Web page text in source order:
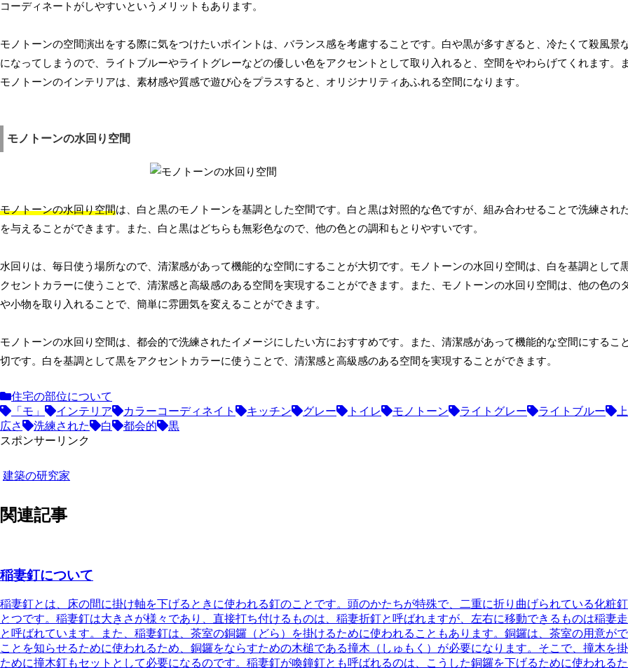
コーディネートがしやすいというメリットもあります。
モノトーンの空間演出をする際に気をつけたいポイントは、バランス感を考慮することです。白や黒が多すぎると、冷たくて殺風景
になってしまうので、ライトブルーやライトグレーなどの優しい色をアクセントとして取り入れると、空間をやわらげてくれます。ま
モノトーンのインテリアは、素材感や質感で遊び心をプラスすると、オリジナリティあふれる空間になります。
モノトーンの水回り空間
モノトーンの水回り空間は、白と黒のモノトーンを基調とした空間です。白と黒は対照的な色ですが、組み合わせることで洗練され
を与えることができます。また、白と黒はどちらも無彩色なので、他の色との調和もとりやすいです。
水回りは、毎日使う場所なので、清潔感があって機能的な空間にすることが大切です。モノトーンの水回り空間は、白を基調として
クセントカラーに使うことで、清潔感と高級感のある空間を実現することができます。また、モノトーンの水回り空間は、他の色の
や小物を取り入れることで、簡単に雰囲気を変えることができます。
モノトーンの水回り空間は、都会的で洗練されたイメージにしたい方におすすめです。また、清潔感があって機能的な空間にするこ
切です。白を基調として黒をアクセントカラーに使うことで、清潔感と高級感のある空間を実現することができます。
住宅の部位について
「モ」
インテリア カラーコーディネイト キッチン グレー トイレ モノトーン ライトグレー ライトブルー
広さ
洗練された 白 都会的
黒
スポンサーリンク
建築の研究家
関連記事
稲妻釘について
稲妻釘とは 、床の間に掛け軸を下げるときに使われる釘のことです。頭のかたちが特殊で、二重に折り曲げられている化粧
とつです。稲妻釘は大きさが様々であり、直接打ち付けるものは、 稲妻折釘と呼ばれますが、左右に移動できるものは稲妻
と呼ばれています。また、稲妻釘は、茶室の銅鑼（どら）を掛けるために使われることもあります。銅鑼は、茶室の用意が
ことを知らせるために使われるため、銅鑼をならすための木槌である撞木（しゅもく） が必要になります。そこで、撞木を
ために撞木釘もセットとして必要になるのです。稲妻釘が喚鐘釘とも呼ばれるのは、こうした銅鑼を下げるために使われる